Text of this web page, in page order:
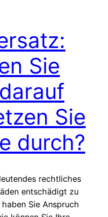
Sie
Sie
durch?
rechtliches
entschädigt zu
Sie Anspruch